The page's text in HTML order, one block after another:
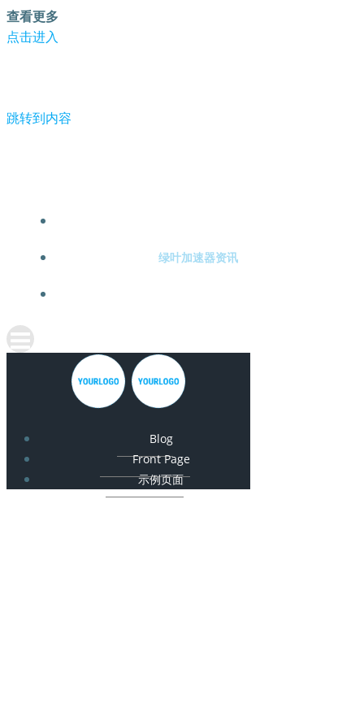
查看更多
点击进入
跳转到内容
绿叶加速器资讯
Blog
Front Page
示例页面